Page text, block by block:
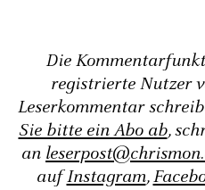
Die
registrierte Nutzer
Leserkommentar
Sie bitte ein Abo ab,
an
aufInstagram,